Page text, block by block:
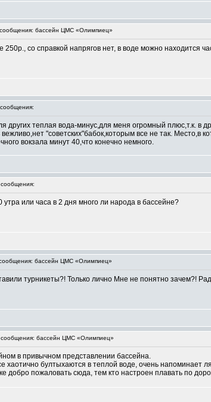
бассейн ЦМС «Олимпиец»
250р., со справкой напрягов нет, в воде можно
других теплая вода-минус,для меня огромный плюс,т.к. в
"советских"бабок,которым все не так.
вокзала минут 40,что конечно немного.
или часа в 2 дня много ли народа в бассейне?
бассейн ЦМС «Олимпиец»
турникеты?! Только лично Мне не понятно зачем?!
сообщения: бассейн ЦМС «Олимпиец»
в привычном представлении бассейна.
хаотично бултыхаются в теплой воде, очень напоминает
добро пожаловать сюда, тем кто настроен плавать по